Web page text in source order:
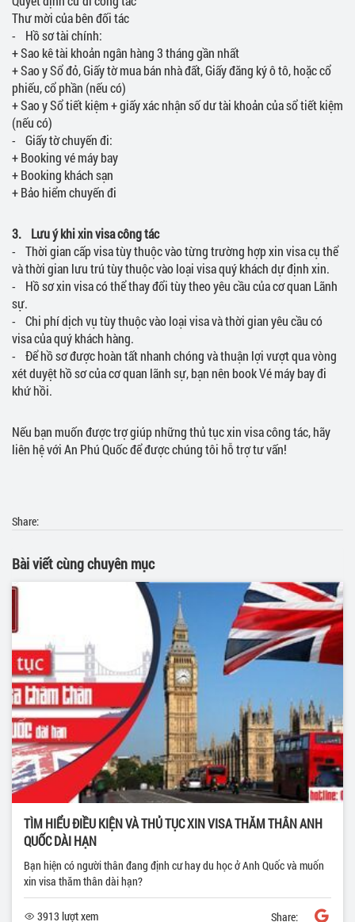
Thư mời của bên đối tác
- Hồ sơ tài chính:
+ Sao kê tài khoản ngân hàng 3 tháng gần nhất
+ Sao y Sổ đỏ, Giấy tờ mua bán nhà đất, Giấy đăng ký ô tô, hoặc cổ
phiếu, cổ phần (nếu có)
+ Sao y Sổ tiết kiệm + giấy xác nhận số dư tài khoản của sổ tiết kiệm
(nếu có)
- Giấy tờ chuyến đi:
+ Booking vé máy bay
+ Booking khách sạn
+ Bảo hiểm chuyến đi
3. Lưu ý khi xin visa công tác
- Thời gian cấp visa tùy thuộc vào từng trường hợp xin visa cụ thể
và thời gian lưu trú tùy thuộc vào loại visa quý khách dự định xin.
- Hồ sơ xin visa có thể thay đổi tùy theo yêu cầu của cơ quan Lãnh
sự.
- Chi phí dịch vụ tùy thuộc vào loại visa và thời gian yêu cầu có
visa của quý khách hàng.
- Để hồ sơ được hoàn tất nhanh chóng và thuận lợi vượt qua vòng
xét duyệt hồ sơ của cơ quan lãnh sự, bạn nên book Vé máy bay đi
khứ hồi.
Nếu bạn muốn được trợ giúp những thủ tục xin visa công tác, hãy
liên hệ với An Phú Quốc để được chúng tôi hỗ trợ tư vấn!
Share:
Bài viết cùng chuyên mục
TÌM HIỂU ĐIỀU KIỆN VÀ THỦ TỤC XIN VISA THĂM THÂN ANH
QUỐC DÀI HẠN
Bạn hiện có người thân đang định cư hay du học ở Anh Quốc và muốn
xin visa thăm thân dài hạn?
3913 lượt xem Share: